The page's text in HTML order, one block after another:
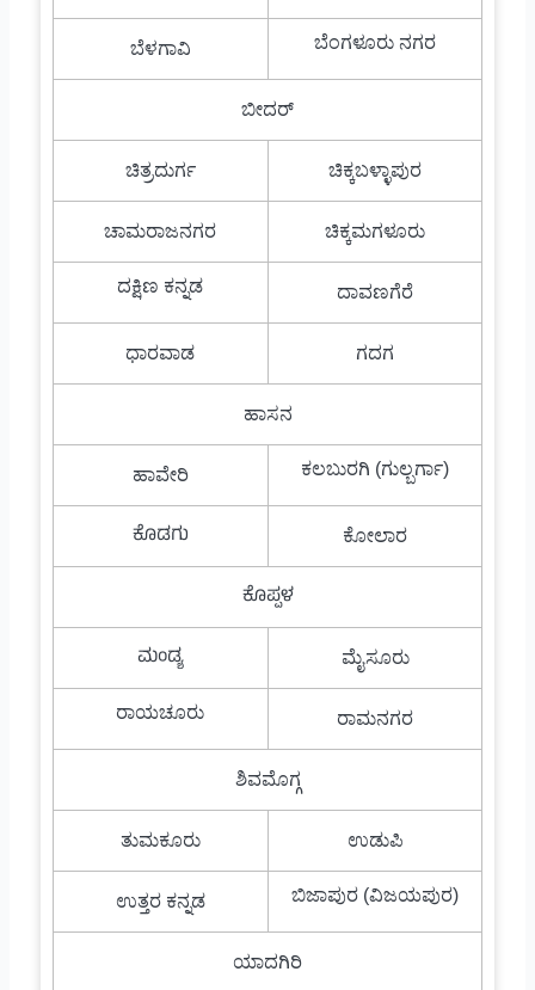
ಬೆಳಗಾವಿ ಬೆಂಗಳೂರು ನಗರ
ಬೀದರ್
ಚಿತ್ರದುರ್ಗ ಚಿಕ್ಕಬಳ್ಳಾಪುರ
ಚಾಮರಾಜನಗರ ಚಿಕ್ಕಮಗಳೂರು
ದಕ್ಷಿಣ ಕನ್ನಡ ದಾವಣಗೆರೆ
ಧಾರವಾಡ ಗದಗ
ಹಾಸನ
ಹಾವೇರಿ ಕಲಬುರಗಿ (ಗುಲ್ಬರ್ಗಾ)
ಕೊಡಗು ಕೋಲಾರ
ಕೊಪ್ಪಳ
ಮಂಡ್ಯ
ಮೈಸೂರು
ರಾಯಚೂರು ರಾಮನಗರ
ಶಿವಮೊಗ್ಗ
ತುಮಕೂರು ಉಡುಪಿ
ಉತ್ತರ ಕನ್ನಡ ಬಿಜಾಪುರ (ವಿಜಯಪುರ)
ಯಾದಗಿರಿ